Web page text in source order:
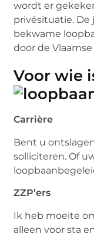
wordt er
privésituatie.
bekwame
door de
Voor
Carrière
Bent u
solliciteren. Of
ZZP’ers
Ik heb moeite
alleen voor sta